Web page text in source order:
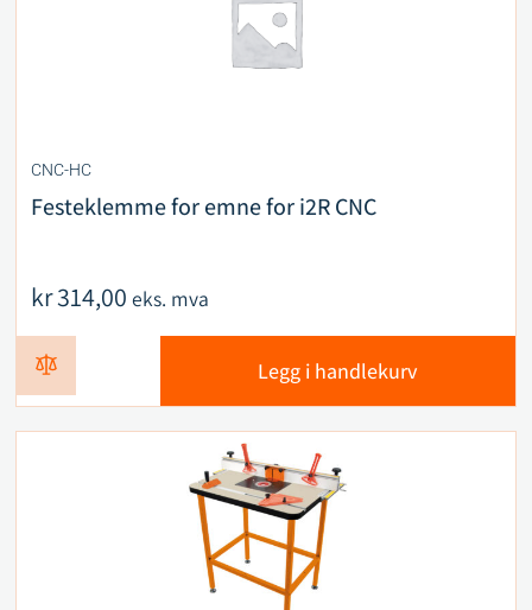
CNC-HC
Festeklemme for emne for i2R CNC
kr314,00 eks. mva
Legg i handlekurv